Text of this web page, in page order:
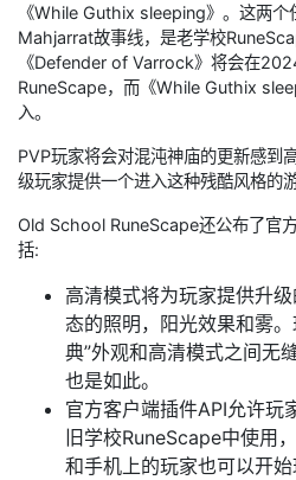
《While Guthix sleeping》。这两个
Mahjarrat故事线，是老学校
《Defender of Varrock》将会在
RuneScape，而《While Guthix
入。
PVP玩家将会对混沌神庙的更新感到
级玩家提供一个进入这种残酷风格的
Old School RuneScape还公布了官
括:
高清模式将为玩家提供升
态的照明，阳光效果和雾
典”外观和高清模式之间无
也是如此。
官方客户端插件API允许玩
旧学校RuneScape中使用
和手机上的玩家也可以开